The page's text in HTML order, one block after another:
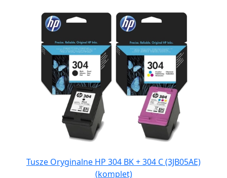
Tusze Oryginalne HP 304 BK + 304 C (3JB05AE)
(komplet)